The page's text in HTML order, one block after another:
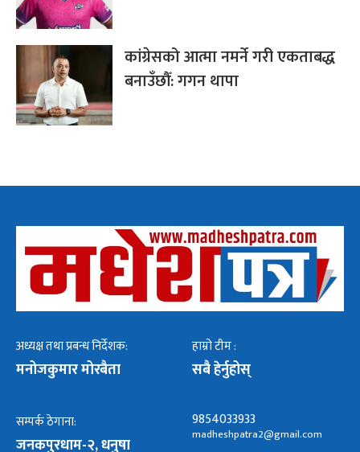
कांग्रेसको आत्मा नमर्ने गरी एकताबद्ध
बनाउँछौँ: गगन थापा
अध्यक्ष तथा प्रबन्ध निर्देशक:
मनोजकुमार मोरबैता
हाम्रो टीम :
सबै हेर्नुहोस्
सम्पर्क ठेगाना:
जनकपुरधाम-२, धनुषा
9854033933
madheshpatra2@gmail.com